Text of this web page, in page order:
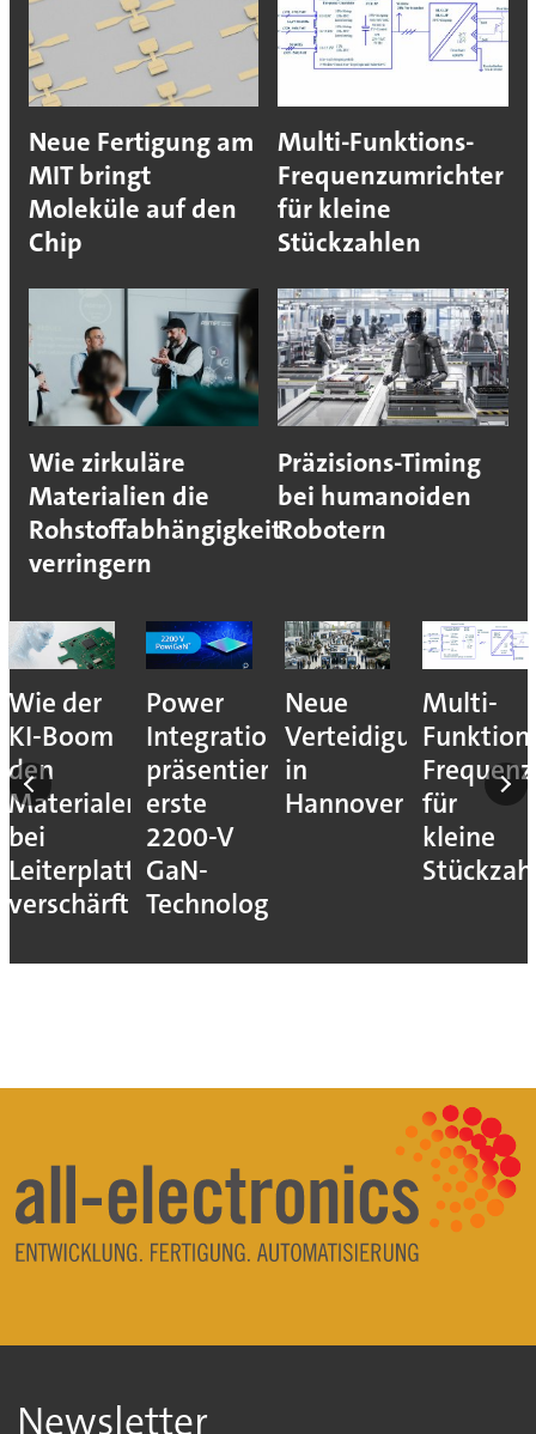
Neue Fertigung am
MIT bringt
Moleküle auf den
Chip
Multi-Funktions-
Frequenzumrichter
für kleine
Stückzahlen
Wie zirkuläre
Materialien die
Rohstoffabhängigkeit
verringern
Präzisions-Timing
bei humanoiden
Robotern
Wie der
KI-Boom
den
Materialengpass
bei
Leiterplatten
verschärft
Power
Integrations
präsentiert
erste
2200-V
GaN-
Technologie
Neue
Verteidigungsmesse
in
Hannover
Multi-
für
kleine
Newsletter